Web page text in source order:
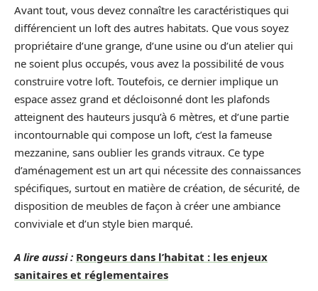
Avant tout, vous devez connaître les caractéristiques qui
différencient un loft des autres habitats. Que vous soyez
propriétaire d’une grange, d’une usine ou d’un atelier qui
ne soient plus occupés, vous avez la possibilité de vous
construire votre loft. Toutefois, ce dernier implique un
espace assez grand et décloisonné dont les plafonds
atteignent des hauteurs jusqu’à 6 mètres, et d’une partie
incontournable qui compose un loft, c’est la fameuse
mezzanine, sans oublier les grands vitraux. Ce type
d’aménagement est un art qui nécessite des connaissances
spécifiques, surtout en matière de création, de sécurité, de
disposition de meubles de façon à créer une ambiance
conviviale et d’un style bien marqué.
A lire aussi : Rongeurs dans l’habitat : les enjeux
sanitaires et réglementaires